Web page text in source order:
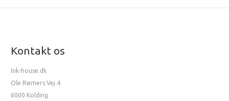
Kontakt os
Ink-house.dk
Ole Rømers Vej 4
6000 Kolding